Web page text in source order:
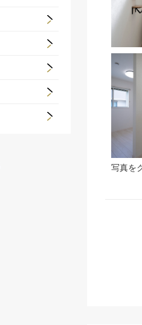
写真を